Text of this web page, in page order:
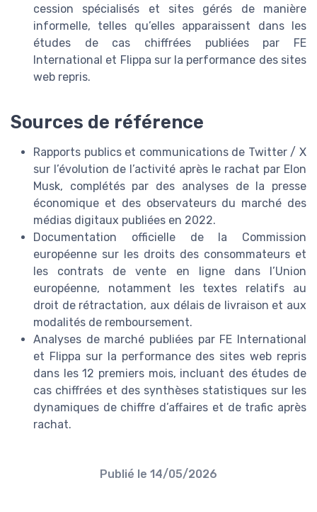
cession spécialisés et sites gérés de manière
informelle, telles qu’elles apparaissent dans les
études de cas chiffrées publiées par FE
International et Flippa sur la performance des sites
web repris.
Sources de référence
Rapports publics et communications de Twitter / X
sur l’évolution de l’activité après le rachat par Elon
Musk, complétés par des analyses de la presse
économique et des observateurs du marché des
médias digitaux publiées en 2022.
Documentation officielle de la Commission
européenne sur les droits des consommateurs et
les contrats de vente en ligne dans l’Union
européenne, notamment les textes relatifs au
droit de rétractation, aux délais de livraison et aux
modalités de remboursement.
Analyses de marché publiées par FE International
et Flippa sur la performance des sites web repris
dans les 12 premiers mois, incluant des études de
cas chiffrées et des synthèses statistiques sur les
dynamiques de chiffre d’affaires et de trafic après
rachat.
Publié le 14/05/2026